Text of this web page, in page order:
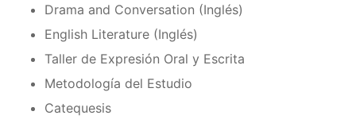
Drama and Conversation (Inglés)
English Literature (Inglés)
Taller de Expresión Oral y Escrita
Metodología del Estudio
Catequesis